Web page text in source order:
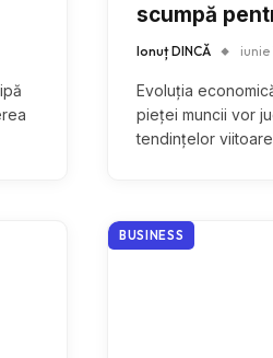
scumpă
Ionuț DINCĂ iunie
Evoluția
pieței muncii vor
tendințelor
BUSINESS